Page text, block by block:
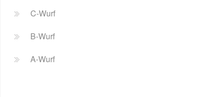
C-Wurf
B-Wurf
A-Wurf